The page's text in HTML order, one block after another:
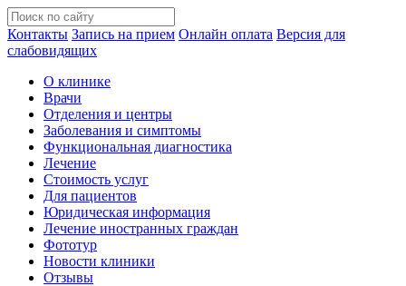
Контакты Запись на прием Онлайн оплата Версия для
слабовидящих
О клинике
Врачи
Отделения и центры
Заболевания и симптомы
Функциональная диагностика
Лечение
Стоимость услуг
Для пациентов
Юридическая информация
Лечение иностранных граждан
Фототур
Новости клиники
Отзывы